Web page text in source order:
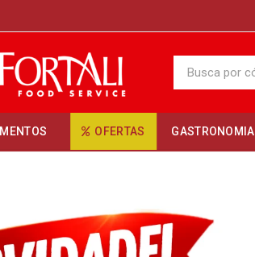
OFERTAS GASTRONOMIA